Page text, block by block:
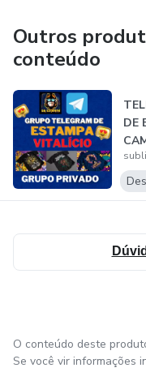
Outros
conteúdo
DE
O conteúdo deste
Se você vir informações